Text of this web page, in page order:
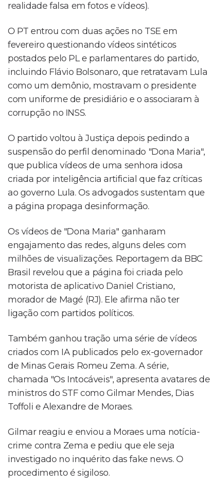
realidade falsa em fotos e vídeos).
O PT entrou com duas ações no TSE em
fevereiro questionando vídeos sintéticos
postados pelo PL e parlamentares do partido,
incluindo Flávio Bolsonaro, que retratavam Lula
como um demônio, mostravam o presidente
com uniforme de presidiário e o associaram à
corrupção no INSS.
O partido voltou à Justiça depois pedindo a
suspensão do perfil denominado "Dona Maria",
que publica vídeos de uma senhora idosa
criada por inteligência artificial que faz críticas
ao governo Lula. Os advogados sustentam que
a página propaga desinformação.
Os vídeos de "Dona Maria" ganharam
engajamento das redes, alguns deles com
milhões de visualizações. Reportagem da BBC
Brasil revelou que a página foi criada pelo
motorista de aplicativo Daniel Cristiano,
morador de Magé (RJ). Ele afirma não ter
ligação com partidos políticos.
Também ganhou tração uma série de vídeos
criados com IA publicados pelo ex-governador
de Minas Gerais Romeu Zema. A série,
chamada "Os Intocáveis", apresenta avatares de
ministros do STF como Gilmar Mendes, Dias
Toffoli e Alexandre de Moraes.
Gilmar reagiu e enviou a Moraes uma notícia-
crime contra Zema e pediu que ele seja
investigado no inquérito das fake news. O
procedimento é sigiloso.